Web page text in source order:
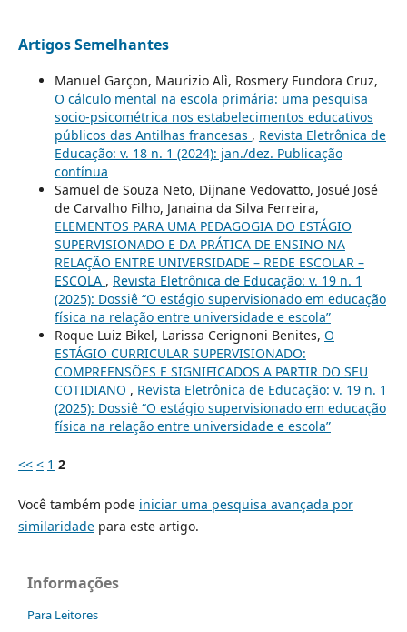
Artigos Semelhantes
Manuel Garçon, Maurizio Alì, Rosmery Fundora Cruz,
O cálculo mental na escola primária: uma pesquisa
socio-psicométrica nos estabelecimentos educativos
públicos das Antilhas francesas , Revista Eletrônica de
Educação: v. 18 n. 1 (2024): jan./dez. Publicação
contínua
Samuel de Souza Neto, Dijnane Vedovatto, Josué José
de Carvalho Filho, Janaina da Silva Ferreira,
ELEMENTOS PARA UMA PEDAGOGIA DO ESTÁGIO
SUPERVISIONADO E DA PRÁTICA DE ENSINO NA
RELAÇÃO ENTRE UNIVERSIDADE – REDE ESCOLAR –
ESCOLA , Revista Eletrônica de Educação: v. 19 n. 1
(2025): Dossiê “O estágio supervisionado em educação
física na relação entre universidade e escola”
Roque Luiz Bikel, Larissa Cerignoni Benites, O
ESTÁGIO CURRICULAR SUPERVISIONADO:
COMPREENSÕES E SIGNIFICADOS A PARTIR DO SEU
COTIDIANO , Revista Eletrônica de Educação: v. 19 n. 1
(2025): Dossiê “O estágio supervisionado em educação
física na relação entre universidade e escola”
<< < 1 2
Você também pode iniciar uma pesquisa avançada por
similaridadepara este artigo.
Informações
Para Leitores